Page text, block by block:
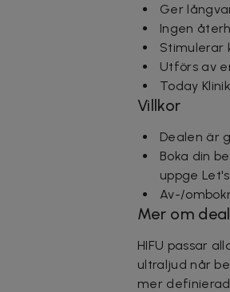
Ger
Ingen
Stimulerar
Utförs av
Today
Villkor
Dealen är
Boka din
uppge
Av-/
Mer om
HIFU passar
ultraljud når
mer